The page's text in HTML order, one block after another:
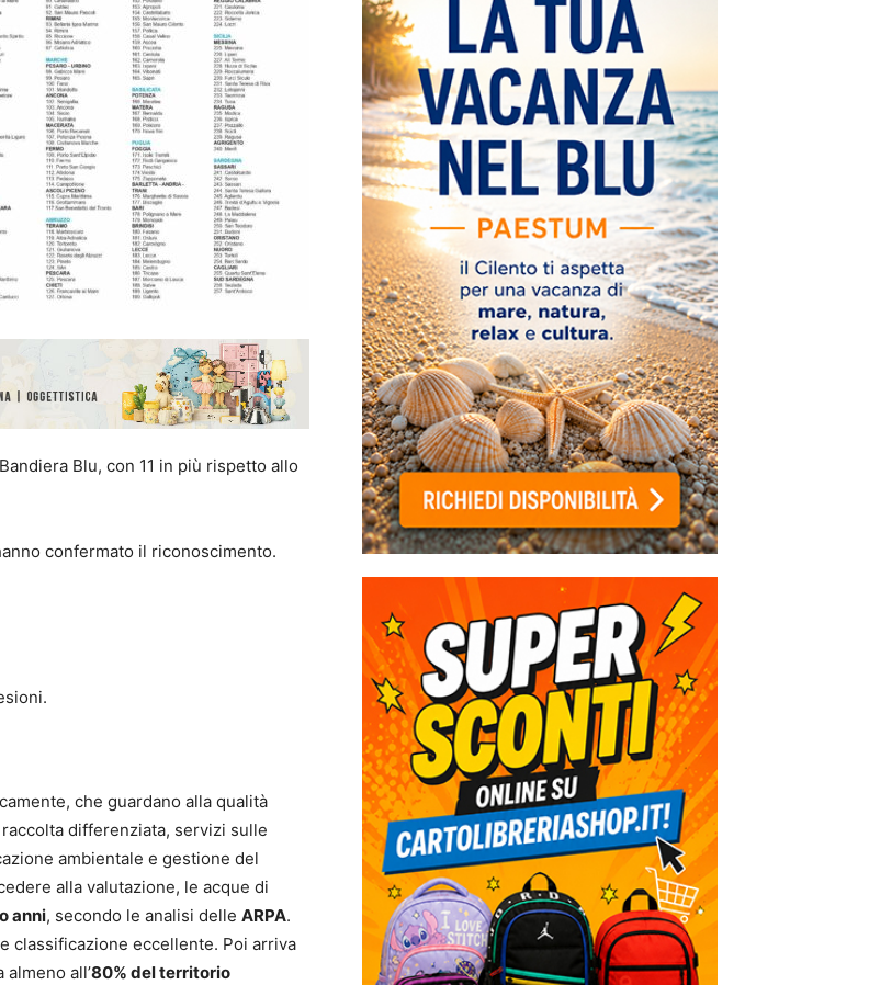
Blu, con 11 in più rispetto allo
confermato il riconoscimento.
che guardano alla qualità
differenziata, servizi sulle
ambientale e gestione del
alla valutazione, le acque di
anni, secondo le analisi delle ARPA.
classificazione eccellente. Poi arriva
all’80% del territorio